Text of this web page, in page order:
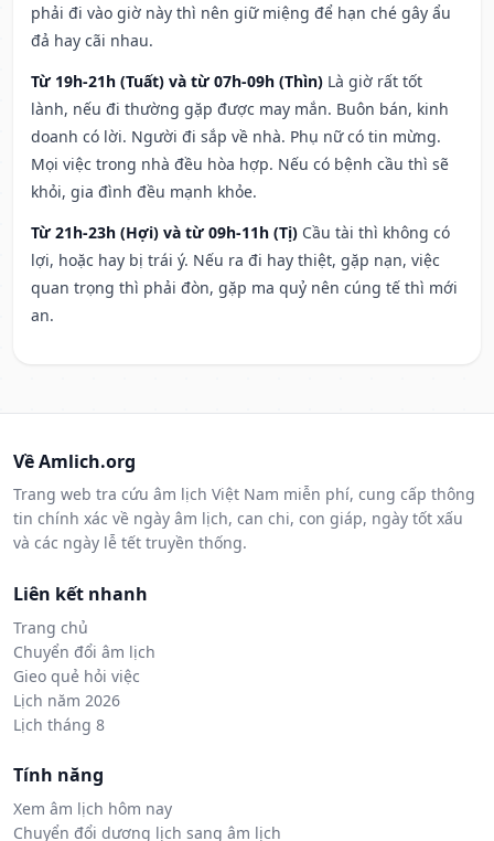
phải đi vào giờ này thì nên giữ miệng để hạn ché gây ẩu
đả hay cãi nhau.
Từ 19h-21h (Tuất) và từ 07h-09h (Thìn) Là giờ rất tốt
lành, nếu đi thường gặp được may mắn. Buôn bán, kinh
doanh có lời. Người đi sắp về nhà. Phụ nữ có tin mừng.
Mọi việc trong nhà đều hòa hợp. Nếu có bệnh cầu thì sẽ
khỏi, gia đình đều mạnh khỏe.
Từ 21h-23h (Hợi) và từ 09h-11h (Tị) Cầu tài thì không có
lợi, hoặc hay bị trái ý. Nếu ra đi hay thiệt, gặp nạn, việc
quan trọng thì phải đòn, gặp ma quỷ nên cúng tế thì mới
an.
Về Amlich.org
Trang web tra cứu âm lịch Việt Nam miễn phí, cung cấp thông
tin chính xác về ngày âm lịch, can chi, con giáp, ngày tốt xấu
và các ngày lễ tết truyền thống.
Liên kết nhanh
Trang chủ
Chuyển đổi âm lịch
Gieo quẻ hỏi việc
Lịch năm 2026
Lịch tháng 8
Tính năng
Xem âm lịch hôm nay
Chuyển đổi dương lịch sang âm lịch